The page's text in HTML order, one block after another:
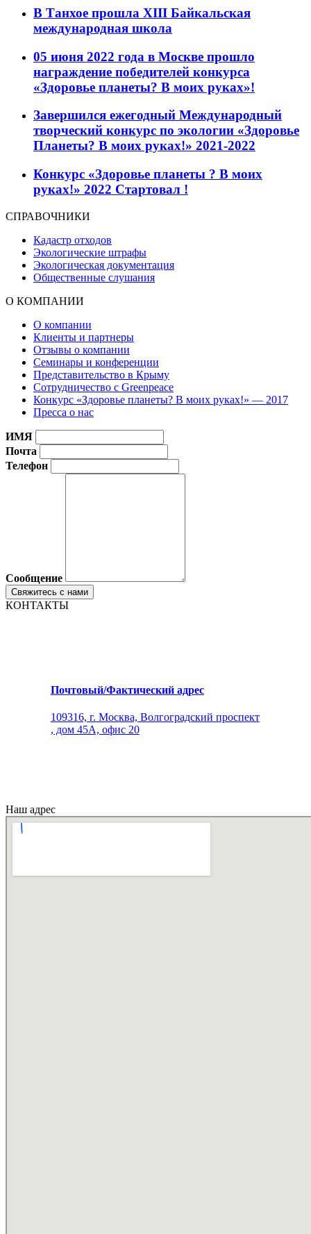
В Танхое прошла XIII Байкальская
международная школа
05 июня 2022 года в Москве прошло
награждение победителей конкурса
«Здоровье планеты? В моих руках»!
Завершился ежегодный Международный
творческий конкурс по экологии «Здоровье
Планеты? В моих руках!» 2021-2022
Конкурс «Здоровье планеты ? В моих
руках!» 2022 Стартовал !
СПРАВОЧНИКИ
Кадастр отходов
Экологические штрафы
Экологическая документация
Общественные слушания
О КОМПАНИИ
О компании
Клиенты и партнеры
Отзывы о компании
Семинары и конференции
Представительство в Крыму
Сотрудничество с Greenpeace
Конкурс «Здоровье планеты? В моих руках!» — 2017
Пресса о нас
ИМЯ
Почта
Телефон
Сообщение
КОНТАКТЫ
Почтовый/Фактический адрес
109316, г. Москва, Волгоградский проспект
, дом 45А, офис 20
Наш адрес